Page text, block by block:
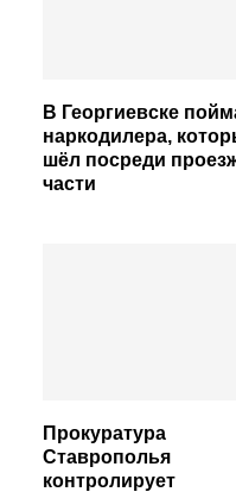
В Георгиевске
наркодилера,
шёл посреди
части
Прокуратура
Ставрополья
контролирует